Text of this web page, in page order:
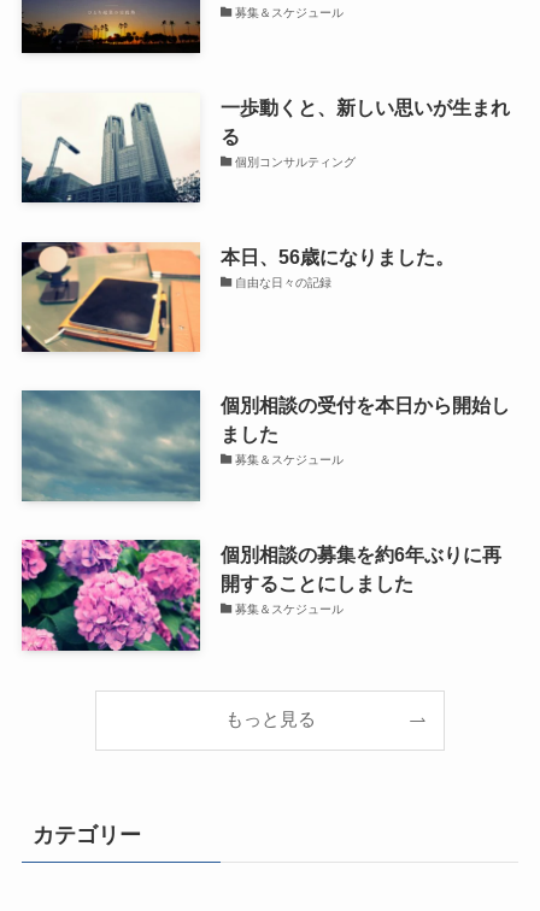
募集＆スケジュール
一歩動くと、新しい思いが生まれ
る
個別コンサルティング
本日、56歳になりました。
自由な日々の記録
個別相談の受付を本日から開始し
ました
募集＆スケジュール
個別相談の募集を約6年ぶりに再
開することにしました
募集＆スケジュール
もっと見る
カテゴリー